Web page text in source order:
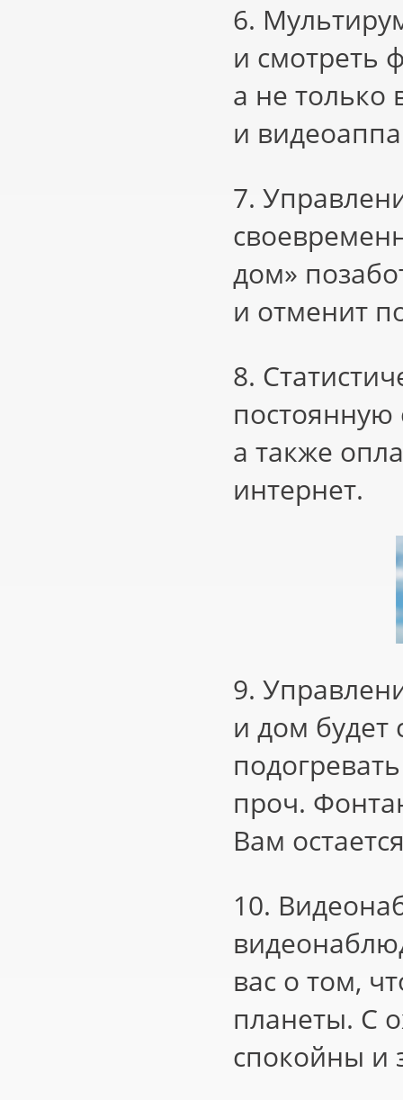
6.
и смотреть
а не только
и
7.
дом»
и отменит
8.
постоянную
а также
интернет.
9.
и дом
проч.
Вам
10.
вас о том,
планеты. С
спокойны и